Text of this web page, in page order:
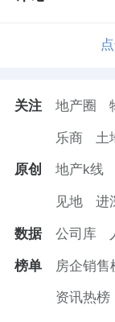
关注 地产圈
乐商 土
原创 地产k线
见地 进
数据 公司库
榜单 房企销售
资讯热榜